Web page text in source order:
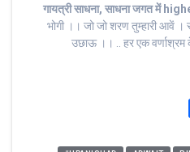
गायत्री साधना, साधना जगत में
भोगी ।। जो जो शरण तुम्हारी आवें ।
उछाऊ ।। .. हर एक वर्णाश्रम के